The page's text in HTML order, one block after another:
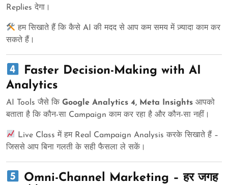
Replies देगा।
हम सिखाते हैं कि कैसे AI की मदद से आप कम समय में ज़्यादा काम कर
सकते हैं।
Faster Decision-Making with AI
Analytics
AI Tools जैसे कि Google Analytics 4, Meta Insights आपको
बताता है कि कौन-सा Campaign काम कर रहा है और कौन-सा नहीं।
Live Class में हम Real Campaign Analysis करके सिखाते हैं –
जिससे आप बिना गलती के सही फैसला ले सकें।
Omni-Channel Marketing – हर जगह